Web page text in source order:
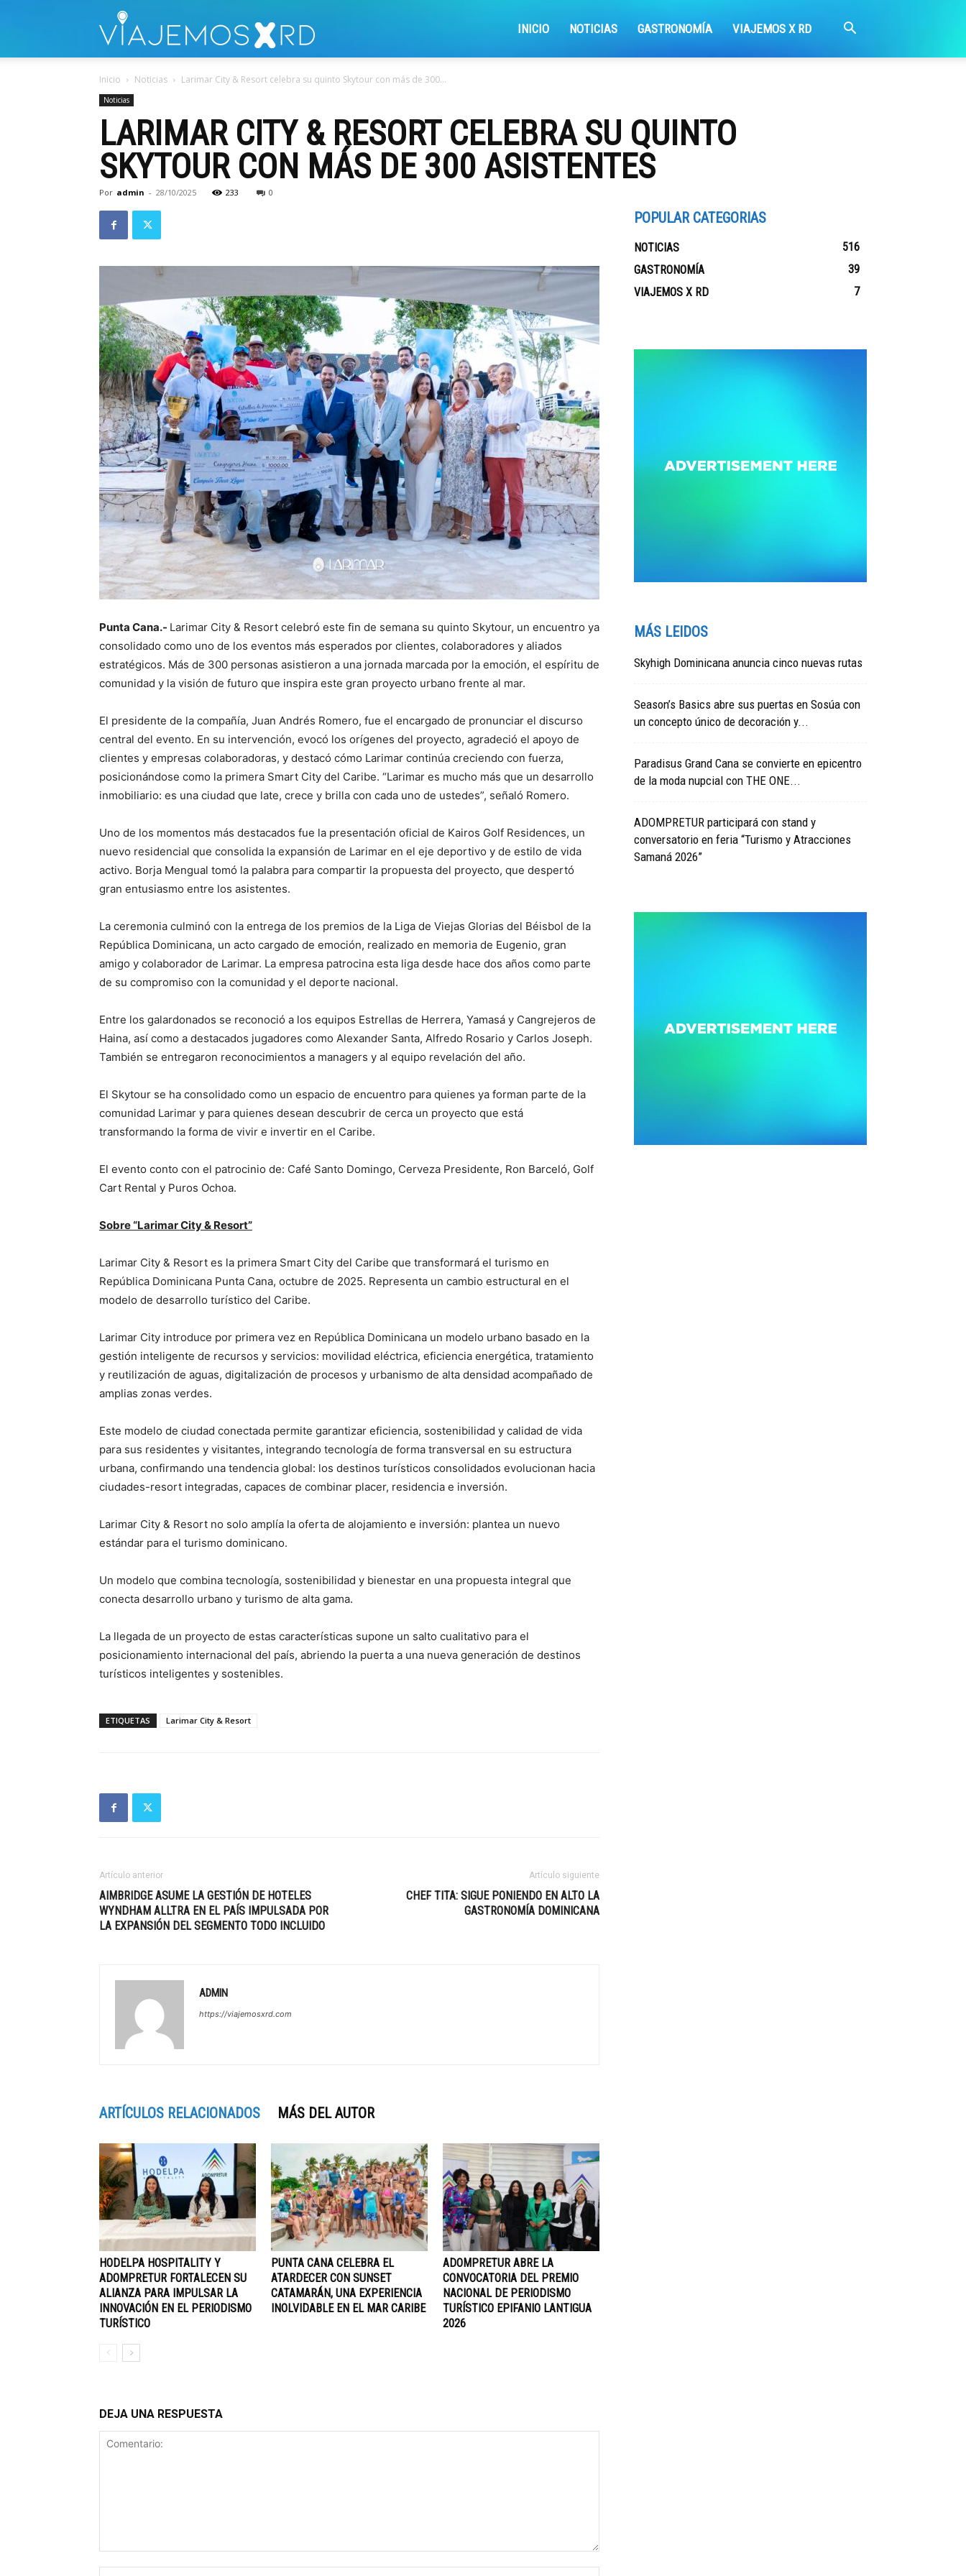
INICIO NOTICIAS GASTRONOMÍA VIAJEMOS X RD
Inicio Noticias Larimar City & Resort celebra su quinto Skytour con más de 300...
Noticias
LARIMAR CITY & RESORT CELEBRA SU QUINTO
SKYTOUR CON MÁS DE 300 ASISTENTES
Por admin - 28/10/2025 233 0
Punta Cana.- Larimar City & Resort celebró este fin de semana su quinto Skytour, un encuentro ya
consolidado como uno de los eventos más esperados por clientes, colaboradores y aliados
estratégicos. Más de 300 personas asistieron a una jornada marcada por la emoción, el espíritu de
comunidad y la visión de futuro que inspira este gran proyecto urbano frente al mar.
El presidente de la compañía, Juan Andrés Romero, fue el encargado de pronunciar el discurso
central del evento. En su intervención, evocó los orígenes del proyecto, agradeció el apoyo de
clientes y empresas colaboradoras, y destacó cómo Larimar continúa creciendo con fuerza,
posicionándose como la primera Smart City del Caribe. “Larimar es mucho más que un desarrollo
inmobiliario: es una ciudad que late, crece y brilla con cada uno de ustedes”, señaló Romero.
Uno de los momentos más destacados fue la presentación oficial de Kairos Golf Residences, un
nuevo residencial que consolida la expansión de Larimar en el eje deportivo y de estilo de vida
activo. Borja Mengual tomó la palabra para compartir la propuesta del proyecto, que despertó
gran entusiasmo entre los asistentes.
La ceremonia culminó con la entrega de los premios de la Liga de Viejas Glorias del Béisbol de la
República Dominicana, un acto cargado de emoción, realizado en memoria de Eugenio, gran
amigo y colaborador de Larimar. La empresa patrocina esta liga desde hace dos años como parte
de su compromiso con la comunidad y el deporte nacional.
Entre los galardonados se reconoció a los equipos Estrellas de Herrera, Yamasá y Cangrejeros de
Haina, así como a destacados jugadores como Alexander Santa, Alfredo Rosario y Carlos Joseph.
También se entregaron reconocimientos a managers y al equipo revelación del año.
El Skytour se ha consolidado como un espacio de encuentro para quienes ya forman parte de la
comunidad Larimar y para quienes desean descubrir de cerca un proyecto que está
transformando la forma de vivir e invertir en el Caribe.
El evento conto con el patrocinio de: Café Santo Domingo, Cerveza Presidente, Ron Barceló, Golf
Cart Rental y Puros Ochoa.
Sobre “Larimar City & Resort”
Larimar City & Resort es la primera Smart City del Caribe que transformará el turismo en
República Dominicana Punta Cana, octubre de 2025. Representa un cambio estructural en el
modelo de desarrollo turístico del Caribe.
Larimar City introduce por primera vez en República Dominicana un modelo urbano basado en la
gestión inteligente de recursos y servicios: movilidad eléctrica, eficiencia energética, tratamiento
y reutilización de aguas, digitalización de procesos y urbanismo de alta densidad acompañado de
amplias zonas verdes.
Este modelo de ciudad conectada permite garantizar eficiencia, sostenibilidad y calidad de vida
para sus residentes y visitantes, integrando tecnología de forma transversal en su estructura
urbana, confirmando una tendencia global: los destinos turísticos consolidados evolucionan hacia
ciudades-resort integradas, capaces de combinar placer, residencia e inversión.
Larimar City & Resort no solo amplía la oferta de alojamiento e inversión: plantea un nuevo
estándar para el turismo dominicano.
Un modelo que combina tecnología, sostenibilidad y bienestar en una propuesta integral que
conecta desarrollo urbano y turismo de alta gama.
La llegada de un proyecto de estas características supone un salto cualitativo para el
posicionamiento internacional del país, abriendo la puerta a una nueva generación de destinos
turísticos inteligentes y sostenibles.
ETIQUETAS Larimar City & Resort
Artículo anterior
AIMBRIDGE ASUME LA GESTIÓN DE HOTELES
WYNDHAM ALLTRA EN EL PAÍS IMPULSADA POR
LA EXPANSIÓN DEL SEGMENTO TODO INCLUIDO
Artículo siguiente
CHEF TITA: SIGUE PONIENDO EN ALTO LA
GASTRONOMÍA DOMINICANA
ADMIN
https://viajemosxrd.com
ARTÍCULOS RELACIONADOS MÁS DEL AUTOR
HODELPA HOSPITALITY Y
ADOMPRETUR FORTALECEN SU
ALIANZA PARA IMPULSAR LA
INNOVACIÓN EN EL PERIODISMO
TURÍSTICO
PUNTA CANA CELEBRA EL
ATARDECER CON SUNSET
CATAMARÁN, UNA EXPERIENCIA
INOLVIDABLE EN EL MAR CARIBE
ADOMPRETUR ABRE LA
CONVOCATORIA DEL PREMIO
NACIONAL DE PERIODISMO
TURÍSTICO EPIFANIO LANTIGUA
2026
DEJA UNA RESPUESTA
POPULAR CATEGORIAS
NOTICIAS
516
GASTRONOMÍA
39
VIAJEMOS X RD
7
MÁS LEIDOS
Skyhigh Dominicana anuncia cinco nuevas rutas
Season’s Basics abre sus puertas en Sosúa con
un concepto único de decoración y...
Paradisus Grand Cana se convierte en epicentro
de la moda nupcial con THE ONE...
ADOMPRETUR participará con stand y
conversatorio en feria “Turismo y Atracciones
Samaná 2026”